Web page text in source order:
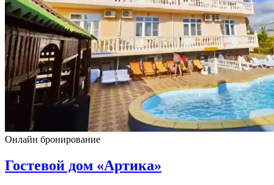
Онлайн бронирование
Гостевой дом «Артика»